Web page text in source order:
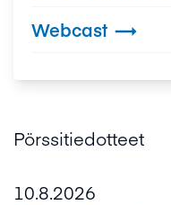
Webcast 
Pörssitiedotteet
10.8.2026